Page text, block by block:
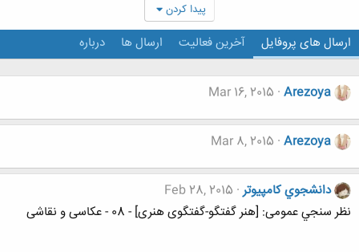
پیدا کردن
ارسال های پروفایل آخرین فعالیت ارسال ها درباره
Arezoya
Mar 16, 2015
Arezoya
Mar 8, 2015
دانشجوي كامپيوتر Feb 28, 2015
نظر سنجي عمومی: [هنر گفتگو-گفتگوی هنری] - 08 - عکاسی و نقاشی